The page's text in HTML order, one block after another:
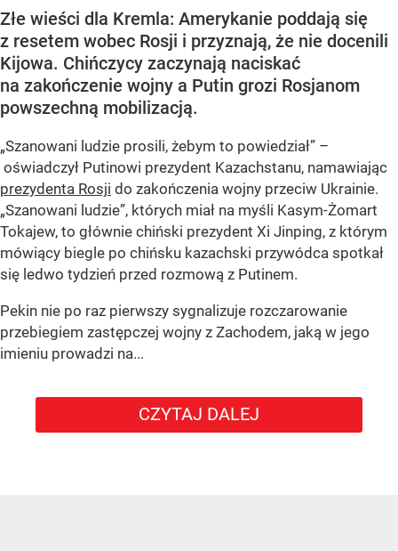
Złe wieści dla Kremla: Amerykanie poddają się
z resetem wobec Rosji i przyznają, że nie docenili
Kijowa. Chińczycy zaczynają naciskać
na zakończenie wojny a Putin grozi Rosjanom
powszechną mobilizacją.
„Szanowani ludzie prosili, żebym to powiedział” –
oświadczył Putinowi prezydent Kazachstanu, namawiając
prezydenta Rosji do zakończenia wojny przeciw Ukrainie.
„Szanowani ludzie”, których miał na myśli Kasym-Żomart
Tokajew, to głównie chiński prezydent Xi Jinping, z którym
mówiący biegle po chińsku kazachski przywódca spotkał
się ledwo tydzień przed rozmową z Putinem.
Pekin nie po raz pierwszy sygnalizuje rozczarowanie
przebiegiem zastępczej wojny z Zachodem, jaką w jego
imieniu prowadzi na...
CZYTAJ DALEJ